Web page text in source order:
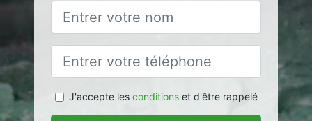
J'accepte les conditionset d'être rappelé